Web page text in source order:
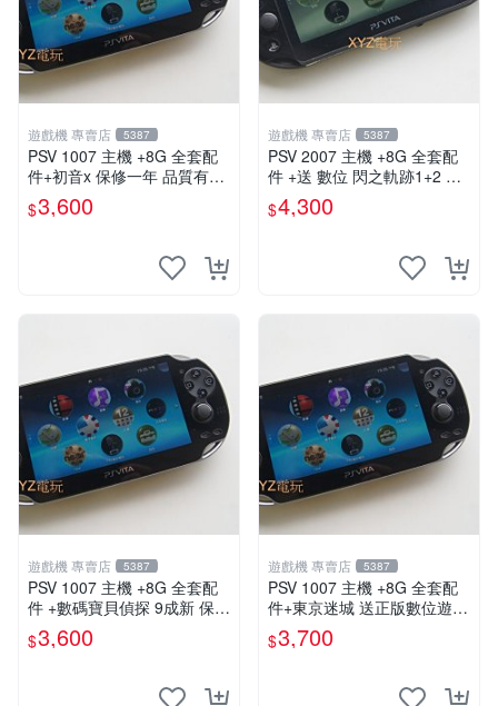
遊戲機 專賣店 5387
PSV 1007 主機 +8G 全套配
件+初音x 保修一年 品質有保
障
$3,600
遊戲機 專賣店 5387
PSV 2007 主機 +8G 全套配
件 +送 數位 閃之軌跡1+2 保
修一年 品質有保障
$4,300
遊戲機 專賣店 5387
PSV 1007 主機 +8G 全套配
件 +數碼寶貝偵探 9成新 保修
一年 品質有保障
$3,600
遊戲機 專賣店 5387
PSV 1007 主機 +8G 全套配
件+東京迷城 送正版數位遊戲
$3,700